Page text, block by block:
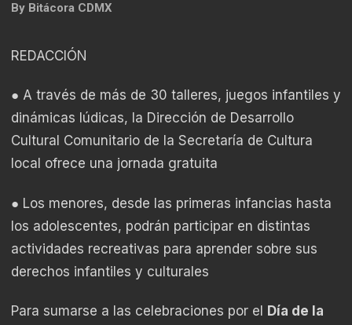
By Bitácora CDMX
REDACCIÓN
● A través de más de 30 talleres, juegos infantiles y
dinámicas lúdicas, la Dirección de Desarrollo
Cultural Comunitario de la Secretaría de Cultura
local ofrece una jornada gratuita
● Los menores, desde las primeras infancias hasta
los adolescentes, podrán participar en distintas
actividades recreativas para aprender sobre sus
derechos infantiles y culturales
Para sumarse a las celebraciones por el
Día de la